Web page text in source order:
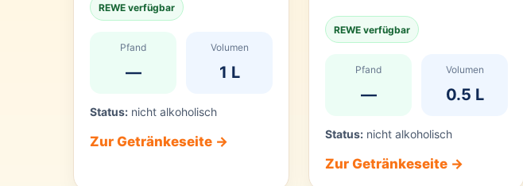
REWE verfügbar
Pfand
—
Volumen
1 L
Status: nicht alkoholisch
Zur Getränkeseite →
REWE verfügbar
Pfand
—
Volumen
0.5 L
Status: nicht alkoholisch
Zur Getränkeseite →